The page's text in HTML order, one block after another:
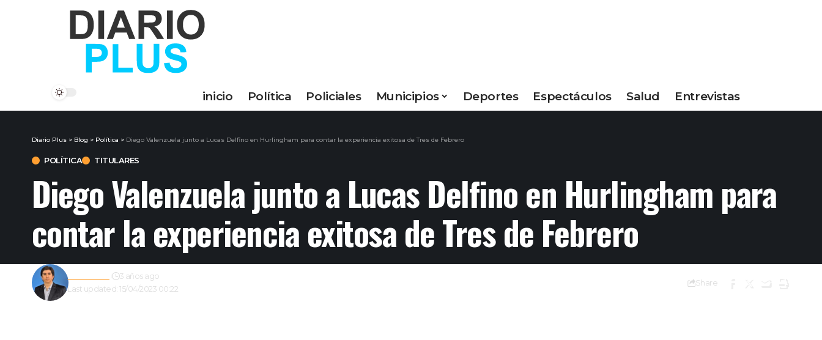
inicio Política Policiales Municipios Deportes Espectáculos Salud Entrevistas
Diario Plus > Blog > Política > Diego Valenzuela junto a Lucas Delfino en Hurlingham para contar la experiencia exitosa de Tres de Febrero
POLÍTICA TITULARES
Diego Valenzuela junto a Lucas Delfino en Hurlingham para
contar la experiencia exitosa de Tres de Febrero
Last updated: 15/04/2023 00:22
Redacción 3 años ago
Share